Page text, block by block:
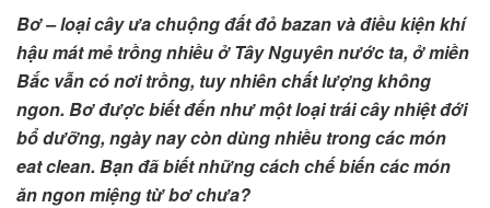
Bơ – loại cây ưa chuộng đất đỏ bazan và điều kiện khí
hậu mát mẻ trồng nhiều ở Tây Nguyên nước ta, ở miền
Bắc vẫn có nơi trồng, tuy nhiên chất lượng không
ngon. Bơ được biết đến như một loại trái cây nhiệt đới
bổ dưỡng, ngày nay còn dùng nhiều trong các món
eat clean. Bạn đã biết những cách chế biến các món
ăn ngon miệng từ bơ chưa?